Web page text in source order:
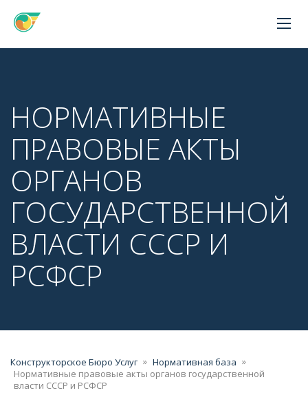
НОРМАТИВНЫЕ
ПРАВОВЫЕ АКТЫ
ОРГАНОВ
ГОСУДАРСТВЕННОЙ
ВЛАСТИ СССР И
РСФСР
Конструкторское Бюро Услуг » Нормативная база »
Нормативные правовые акты органов государственной
власти СССР и РСФСР